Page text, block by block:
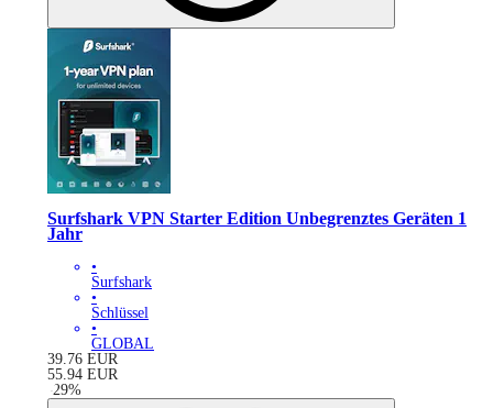
Surfshark VPN Starter Edition Unbegrenztes Geräten 1
Jahr
•
Surfshark
•
Schlüssel
•
GLOBAL
39.76 EUR
55.94 EUR
-29%